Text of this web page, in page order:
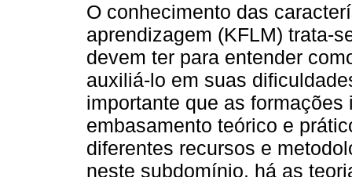
O conhecimento das
aprendizagem (KFLM) trata-
devem ter para entender
auxiliá-lo em suas
importante que as
embasamento teórico e
diferentes recursos e
neste subdomínio, há as